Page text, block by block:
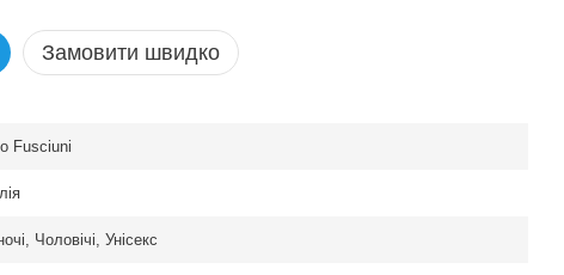
Замовити швидко
Fusciuni
Чоловічі, Унісекс